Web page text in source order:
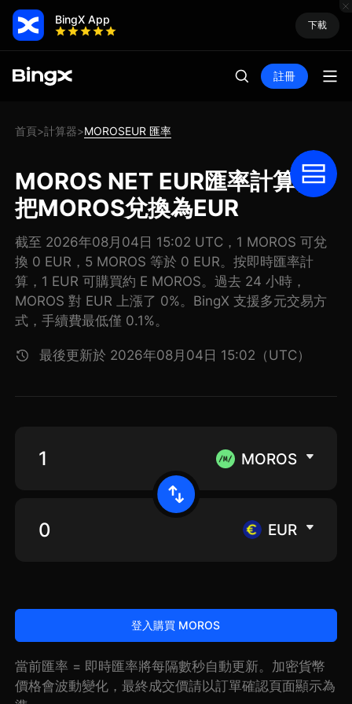
BingX App 下載
註冊
首頁>計算器>MOROSEUR 匯率
MOROS NET EUR匯率計算器:
把MOROS兌換為EUR
截至 2026年08月04日 15:02 UTC，1 MOROS 可兌
換 0 EUR，5 MOROS 等於 0 EUR。按即時匯率計
算，1 EUR 可購買約 E MOROS。過去 24 小時，
MOROS 對 EUR 上漲了 0%。BingX 支援多元交易方
式，手續費最低僅 0.1%。
最後更新於 2026年08月04日 15:02（UTC）
MOROS
EUR
登入購買 MOROS
當前匯率 = 即時匯率將每隔數秒自動更新。加密貨幣
價格會波動變化，最終成交價請以訂單確認頁面顯示為